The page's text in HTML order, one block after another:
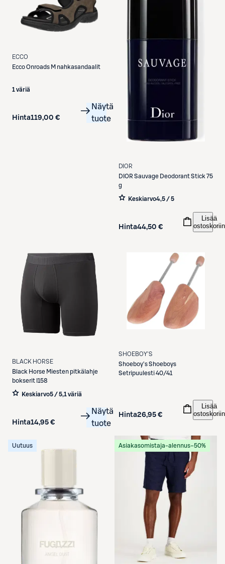
ECCO
EccoOnroads M nahkasandaalit
1 väriä
Hinta119,00 €
Näytä
tuote
DIOR
DIOR Sauvage Deodorant Stick 75
g
Keskiarvo4,5 / 5
Hinta44,50 €
Lisää
ostoskoriin
BLACK HORSE
Black Horse Miesten pitkälahje
bokserit I158
Keskiarvo5 / 5,1 väriä
Hinta14,95 €
Näytä
tuote
SHOEBOY'S
Shoeboy'sShoeboys
Setripuulesti 40/41
Hinta26,95 €
Lisää
ostoskoriin
Uutuus Asiakasomistaja-alennus−50%